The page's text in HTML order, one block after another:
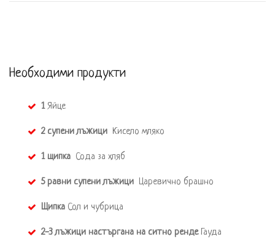
Необходими продукти
1 Яйце
2 супени лъжици Кисело мляко
1 щипка Сода за хляб
5 равни супени лъжици Царевично брашно
Щипка Сол и чубрица
2-3 лъжици настъргана на ситно ренде Гауда